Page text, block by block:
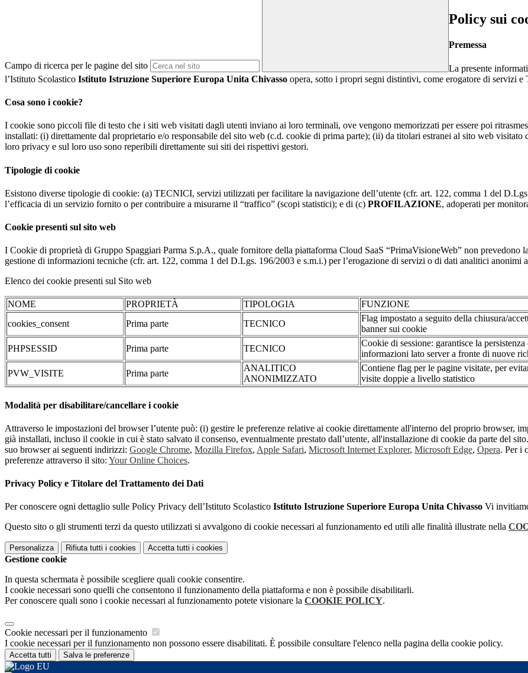
Campo di ricerca per le pagine del sito
Policy sui
Premessa
La presente
l’Istituto Scolastico Istituto Istruzione Superiore Europa Unita Chivasso opera, sotto i propri segni distintivi, come erogatore di servizi e
Cosa sono i cookie?
I cookie sono piccoli file di testo che i siti web visitati dagli utenti inviano ai loro terminali, ove vengono memorizzati per essere poi
installati: (i) direttamente dal proprietario e/o responsabile del sito web (c.d. cookie di prima parte); (ii) da titolari estranei al sito web
loro privacy e sul loro uso sono reperibili direttamente sui siti dei rispettivi gestori.
Tipologie di cookie
Esistono diverse tipologie di cookie: (a) TECNICI, servizi utilizzati per facilitare la navigazione dell’utente (cfr. art. 122, comma 1 del
l’efficacia di un servizio fornito o per contribuire a misurarne il “traffico” (scopi statistici); e di (c) PROFILAZIONE, adoperati per
Cookie presenti sul sito web
I Cookie di proprietà di Gruppo Spaggiari Parma S.p.A., quale fornitore della piattaforma Cloud SaaS “PrimaVisioneWeb” non prevedono
gestione di informazioni tecniche (cfr. art. 122, comma 1 del D.Lgs. 196/2003 e s.m.i.) per l’erogazione di servizi o di dati analitici anonimi
Elenco dei cookie presenti sul Sito web
NOME PROPRIETÀ TIPOLOGIA FUNZIONE
cookies_consent
Prima parte TECNICO
Flag impostato a seguito della chiusura/
banner sui cookie
PHPSESSID Prima parte TECNICO
Cookie di sessione: garantisce la persistenza
informazioni lato server a fronte di nuove
PVW_VISITE Prima parte
ANALITICO
ANONIMIZZATO
Contiene flag per le pagine visitate, per
visite doppie a livello statistico
Modalità per disabilitare/cancellare i cookie
Attraverso le impostazioni del browser l’utente può: (i) gestire le preferenze relative ai cookie direttamente all'interno del proprio browser,
già installati, incluso il cookie in cui è stato salvato il consenso, eventualmente prestato dall’utente, all'installazione di cookie da parte del
suo browser ai seguenti indirizzi: Google Chrome, Mozilla Firefox, Apple Safari, Microsoft Internet Explorer, Microsoft Edge, Opera. Per i
preferenze attraverso il sito: Your Online Choices.
Privacy Policy e Titolare del Trattamento dei Dati
Per conoscere ogni dettaglio sulle Policy Privacy dell’Istituto Scolastico Istituto Istruzione Superiore Europa Unita Chivasso Vi
Questo sito o gli strumenti terzi da questo utilizzati si avvalgono di cookie necessari al funzionamento ed utili alle finalità illustrate nella
Personalizza Rifiuta tutti i cookies Accetta tutti i cookies
Gestione cookie
In questa schermata è possibile scegliere quali cookie consentire.
I cookie necessari sono quelli che consentono il funzionamento della piattaforma e non è possibile disabilitarli.
Per conoscere quali sono i cookie necessari al funzionamento potete visionare la COOKIE POLICY.
Cookie necessari per il funzionamento
I cookie necessari per il funzionamento non possono essere disabilitati. È possibile consultare l'elenco nella pagina della cookie policy.
Accetta tutti Salva le preferenze